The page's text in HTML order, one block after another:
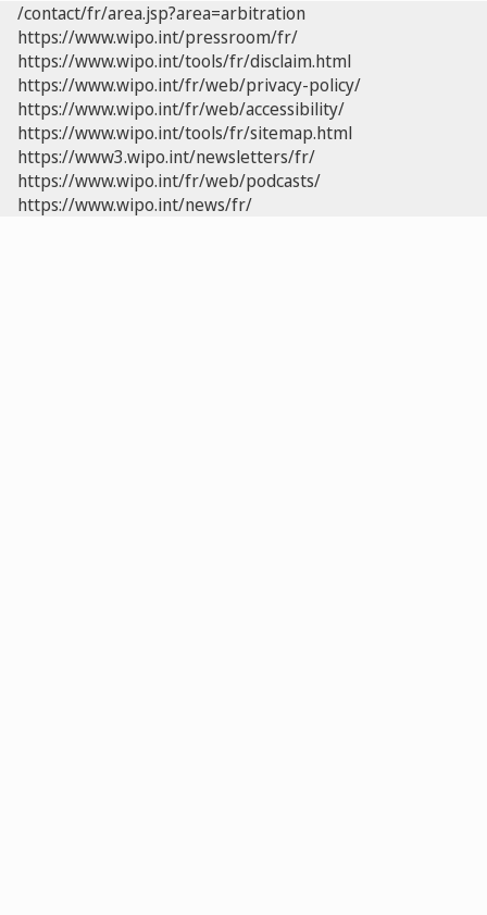
/contact/fr/area.jsp?area=arbitration
https://www.wipo.int/pressroom/fr/
https://www.wipo.int/tools/fr/disclaim.html
https://www.wipo.int/fr/web/privacy-policy/
https://www.wipo.int/fr/web/accessibility/
https://www.wipo.int/tools/fr/sitemap.html
https://www3.wipo.int/newsletters/fr/
https://www.wipo.int/fr/web/podcasts/
https://www.wipo.int/news/fr/